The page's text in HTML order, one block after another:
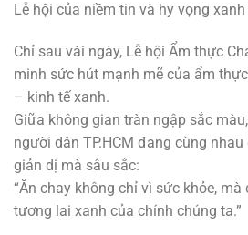
Lễ hội của niềm tin và hy vọng xanh
Chỉ sau vài ngày, Lễ hội Ẩm thực
minh sức hút mạnh mẽ của ẩm
– kinh tế xanh.
Giữa không gian tràn ngập sắc
người dân TP.HCM đang cùng
giản dị mà sâu sắc:
“Ăn chay không chỉ vì sức khỏe, mà
tương lai xanh của chính chúng ta.”